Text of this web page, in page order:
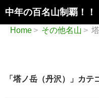
中年の百名山制覇！！
検
索
ン
へ
Home その他名山
「塔ノ岳（丹沢）」カテ